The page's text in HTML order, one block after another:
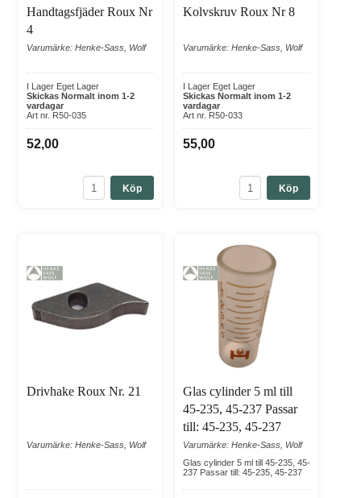
Handtagsfjäder Roux Nr
4
Varumärke: Henke-Sass, Wolf
I Lager Eget Lager
Skickas Normalt inom 1-2
vardagar
Art nr. R50-035
52,00
Köp
Kolvskruv Roux Nr 8
Varumärke: Henke-Sass, Wolf
I Lager Eget Lager
Skickas Normalt inom 1-2
vardagar
Art nr. R50-033
55,00
Köp
Drivhake Roux Nr. 21
Varumärke: Henke-Sass, Wolf
Glas cylinder 5 ml till
45-235, 45-237 Passar
till: 45-235, 45-237
Varumärke: Henke-Sass, Wolf
Glas cylinder 5 ml till 45-235, 45-
237 Passar till: 45-235, 45-237